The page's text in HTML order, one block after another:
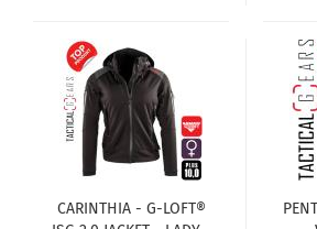
CARINTHIA - G-LOFT®